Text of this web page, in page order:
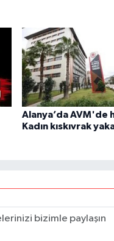
Alanya’da AVM'de
Kadın kıskıvrak